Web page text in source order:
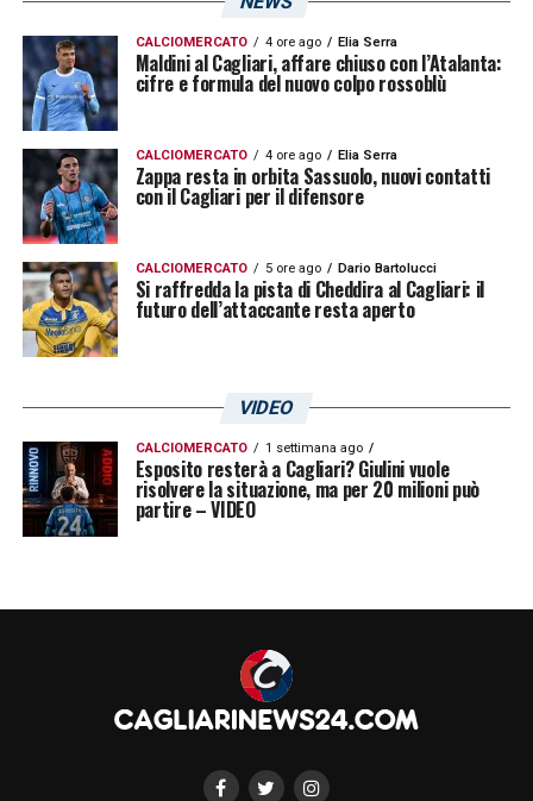
CALCIOMERCATO 4 ore ago Elia Serra
Maldini al Cagliari, affare chiuso con l’Atalanta:
cifre e formula del nuovo colpo rossoblù
CALCIOMERCATO 4 ore ago Elia Serra
Zappa resta in orbita Sassuolo, nuovi contatti
con il Cagliari per il difensore
CALCIOMERCATO 5 ore ago Dario Bartolucci
Si raffredda la pista di Cheddira al Cagliari: il
futuro dell’attaccante resta aperto
VIDEO
CALCIOMERCATO 1 settimana ago
Esposito resterà a Cagliari? Giulini vuole
risolvere la situazione, ma per 20 milioni può
partire – VIDEO